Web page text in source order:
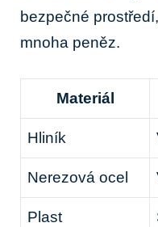
bezpečné
mnoha peněz.
Materiál
Hliník
Nerezová‌ ocel
Plast